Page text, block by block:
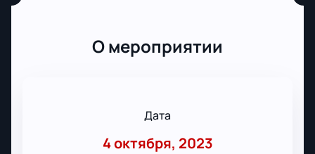
О мероприятии
Дата
4 октября, 2023